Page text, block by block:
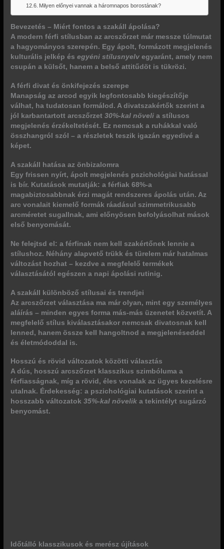
Milyen előnyei vannak a háromnapos borostának?
Bevezetés – Miért fontos a szakáll ápolása?
A modern férfi stílusban az arcszőrzet már messze túlmutat
a hagyományos szerepén. Egy ápolt, formázott megjelenés
kulturális jelkép ésegyéni stílusnyelv egyaránt, amely nem
csupán a külsőt, hanem a belső attitűdöt is tükrözi.
A férfi divat és önkifejezés szerepe
Manapság az arcod egyik legfontosabb kiegészítője
válhat, ha tudatosan formálod. A divatszakértők szerint a
jól karbantartott arcszőrzet30%-kal növeli a stílusos
megjelenés érzékeltetését. Ez nemcsak a ruhákkal való
összhangról szól – a részletek teszik igazán egyedivé a
képet.
A szakáll hatása az önbizalomra
Egy frissen nyírt, ápolt megjelenés pszichológiai hatással
is bír. Kutatások mutatják: a férfiak 68%-a
magabiztosabbnak érzi magát rendszeres ápolás után. Az
arc vonalait kiemelő formák ráadásul szimmetrikusabb
arcméretet sugallnak, ami előnyösen befolyásolhat mások
első benyomását.
Ne felejtsd el: a férfinak nem kell szakértőnek lennie a
stílushoz. Néhány alapvető trükk és türelem már hatalmas
változást hozhat – kezdve a megfelelő termékek
választásától egészen a napi ápolási rutinig.
A szakáll különböző stílusai és trendjei
Az arcszőrzet választása ma már olyan, mint egy személyes
aláírás – minden egyes forma más-más üzenetet közvetít. A
megfelelő stílus kiválasztásakor nemcsak divatosnak kell
lenned, hanemössze kell hangoltnod a megjelenéseddel
és életmódoddal is.
Hosszú és rövid változatok közötti választás
A dús, hosszú arcszőrzet klasszikus szimbóluma a
férfiasságnak, míg a rövid, éles vonalak az ügyes kezelésre
utalnak. Érdekesség: a pszichológiai kutatások szerint a
hosszabb változatok35%-kal növelik a tekintélyt sugárzó
benyomást.
Időtálló klasszikusok és merész újítások